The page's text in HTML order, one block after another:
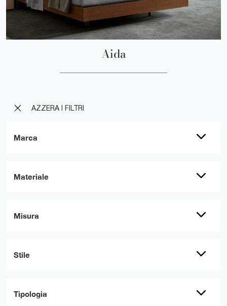
AZZERA I FILTRI
Marca
Materiale
Misura
Stile
Tipologia
Aida